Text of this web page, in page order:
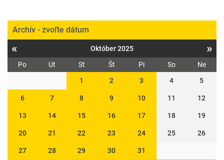
Archív - zvoľte dátum
« Október 2025 »
Po Ut St Št Pi So
Ne
1
2 3 4 5
6 7 8 9 10 11 12
13 14 15 16 17 18 19
20 21 22 23 24 25 26
27 28 29 30 31